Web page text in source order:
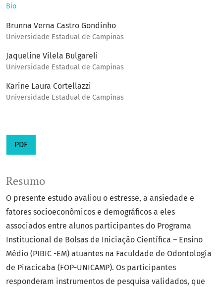
Bio
Brunna Verna Castro Gondinho
Universidade Estadual de Campinas
Jaqueline Vilela Bulgareli
Universidade Estadual de Campinas
Karine Laura Cortellazzi
Universidade Estadual de Campinas
PDF
Resumo
O presente estudo avaliou o estresse, a ansiedade e
fatores socioeconômicos e demográficos a eles
associados entre alunos participantes do Programa
Institucional de Bolsas de Iniciação Científica – Ensino
Médio (PIBIC -EM) atuantes na Faculdade de Odontologia
de Piracicaba (FOP-UNICAMP). Os participantes
responderam instrumentos de pesquisa validados, que